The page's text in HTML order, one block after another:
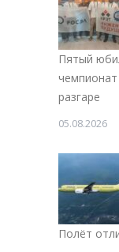
Пятый
разгаре
05.08.2026
Полёт